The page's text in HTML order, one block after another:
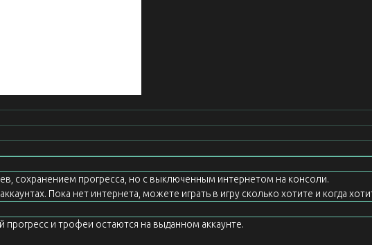
сохранением прогресса, но с выключенным интернетом на консоли.
Пока нет интернета, можете играть в игру сколько хотите и когда
прогресс и трофеи остаются на выданном аккаунте.